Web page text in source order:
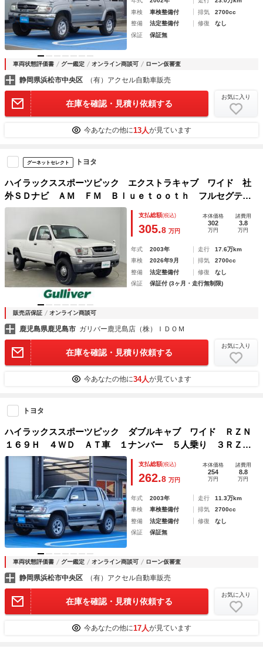
車検
車検整備付 排気
2700cc
整備
法定整備付 修復
なし
保証
保証無
車両状態評価書 グー鑑定 オンライン商談可 ローン仮審査
静岡県浜松市中央区 （有）アクセル自動車販売
在庫を確認・見積り依頼する
お気に入り
今あなたの他に13人が見ています
グーネットセレクト トヨタ
ハイラックススポーツピック エクストラキャブ ワイド 社
外ＳＤナビ ＡＭ ＦＭ Ｂｌｕｅｔｏｏｔｈ フルセグテレ
ビ バックカメラ サンルーフ ＥＴＣ ＮＡＲＤＩステアリ
ング 純正フロアマット リモコンキー オープンカントリー
タイヤ 社外ホイール
支払総額(税込)
305.8 万円
本体価格
302
万円
諸費用
3.8
万円
年式 2003年 走行
17.6万km
車検
2026年9月 排気
2700cc
整備
法定整備付 修復
なし
保証
保証付 (3ヶ月・走行無制限)
販売店保証 オンライン商談可
鹿児島県鹿児島市 ガリバー鹿児島店（株）ＩＤＯＭ
在庫を確認・見積り依頼する
お気に入り
今あなたの他に34人が見ています
トヨタ
ハイラックススポーツピック ダブルキャブ ワイド ＲＺＮ
１６９Ｈ ４ＷＤ ＡＴ車 １ナンバー ５人乗り ３ＲＺエ
ンジン ガソリン車 タイミングチェーン 積載２５０ｋｇ
バックカメラ 社外１６インチＡＷ 荷台ロールバー／ハード
トノカバー サンルーフ
支払総額(税込)
262.8 万円
本体価格
254
万円
諸費用
8.8
万円
年式 2003年 走行
11.3万km
車検
車検整備付 排気
2700cc
整備
法定整備付 修復
なし
保証
保証無
車両状態評価書 グー鑑定 オンライン商談可 ローン仮審査
静岡県浜松市中央区 （有）アクセル自動車販売
在庫を確認・見積り依頼する
お気に入り
今あなたの他に17人が見ています